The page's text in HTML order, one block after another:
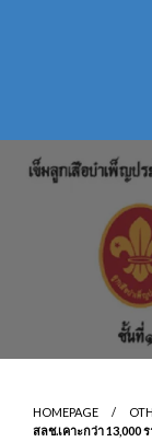
HOMEPAGE
สลช.เคาะกว่า 13,000